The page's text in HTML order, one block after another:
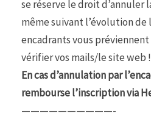
se réserve le droit d’annuler
même suivant l’évolution de
encadrants vous préviennent
vérifier vos mails/le site web !
En cas d’annulation par
rembourse l’inscription via
——————————-